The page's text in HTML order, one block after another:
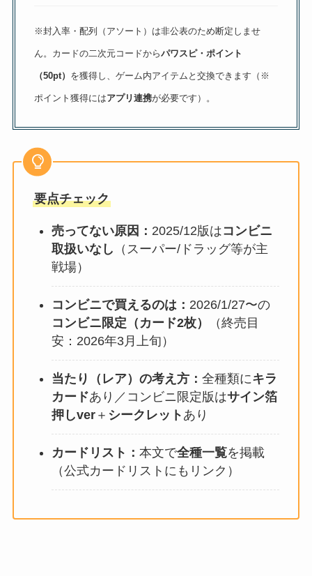
※封入率・配列（アソート）は非公表のため断定しませ
ん。カードの二次元コードからパワスピ・ポイント
（50pt） を獲得し、ゲーム内アイテムと交換できます（※
ポイント獲得にはアプリ連携が必要です）。
要点チェック
売ってない原因： 2025/12版はコンビニ
取扱いなし （スーパー/ドラッグ等が主
戦場）
コンビニで買えるのは： 2026/1/27〜の
コンビニ限定（カード2枚）
（終売目
安：2026年3月上旬）
当たり（レア）の考え方： 全種類にキラ
カードあり／コンビニ限定版はサイン箔
押しver＋ シークレット あり
カードリスト： 本文で全種一覧を掲載
（公式カードリストにもリンク）